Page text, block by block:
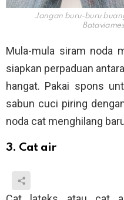
Jangan buru-buru
Mula-mula siram noda
siapkan perpaduan
hangat. Pakai spons
sabun cuci piring
noda cat menghilang
3. Cat air